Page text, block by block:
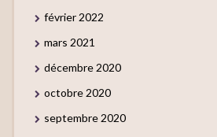
février 2022
mars 2021
décembre 2020
octobre 2020
septembre 2020